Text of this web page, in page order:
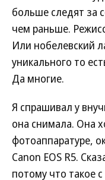
больше следят за
чем раньше.
Или нобелевский
уникального то
Да многие.
Я спрашивал у
она снимала. Она
фотоаппаратуре,
Canon EOS R5.
потому что такое